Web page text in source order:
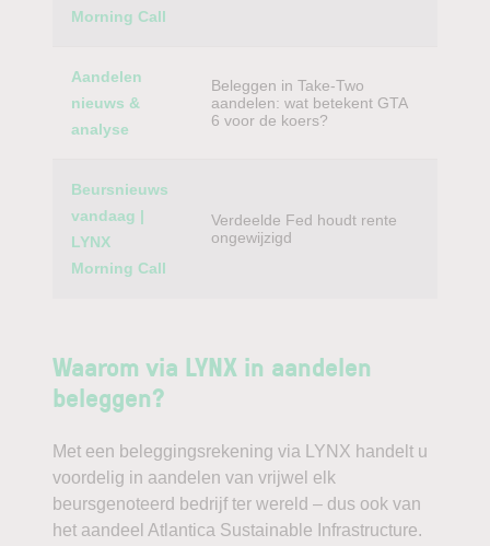
Morning Call
Aandelen
nieuws &
analyse
Beleggen in Take-Two
aandelen: wat betekent GTA
6 voor de koers?
Beursnieuws
vandaag |
LYNX
Morning Call
Verdeelde Fed houdt rente
ongewijzigd
Waarom via LYNX in aandelen
beleggen?
Met een beleggingsrekening via LYNX handelt u
voordelig in aandelen van vrijwel elk
beursgenoteerd bedrijf ter wereld – dus ook van
het aandeel Atlantica Sustainable Infrastructure.